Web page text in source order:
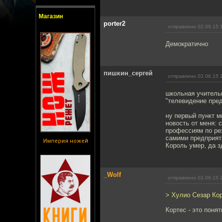
Магазин
Империя ножей
porter2 отправлено 02.06.15
Демократично
пишкин_сергей отправлено 02.06.15
школьная
"телевидение
ну первый пункт
новость от меня:
профессиям по
самими
Король умер, да
_Wolf отправлено 02.06.15
> Хулио Сезар
Кортес - это